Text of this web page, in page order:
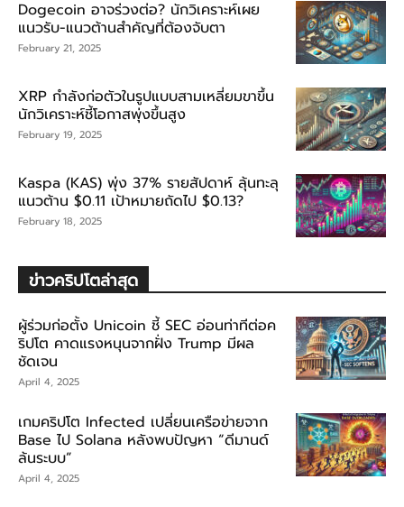
Dogecoin อาจร่วงต่อ? นักวิเคราะห์เผย
แนวรับ-แนวต้านสำคัญที่ต้องจับตา
February 21, 2025
XRP กำลังก่อตัวในรูปแบบสามเหลี่ยมขาขึ้น
นักวิเคราะห์ชี้โอกาสพุ่งขึ้นสูง
February 19, 2025
Kaspa (KAS) พุ่ง 37% รายสัปดาห์ ลุ้นทะลุ
แนวต้าน $0.11 เป้าหมายถัดไป $0.13?
February 18, 2025
ข่าวคริปโตล่าสุด
ผู้ร่วมก่อตั้ง Unicoin ชี้ SEC อ่อนท่าทีต่อค
ริปโต คาดแรงหนุนจากฝั่ง Trump มีผล
ชัดเจน
April 4, 2025
เกมคริปโต Infected เปลี่ยนเครือข่ายจาก
Base ไป Solana หลังพบปัญหา “ดีมานด์
ล้นระบบ”
April 4, 2025